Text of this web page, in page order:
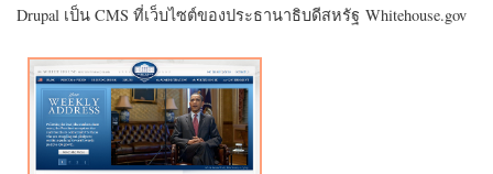
Drupal เป็น CMS ที่เว็บไซต์ของประธานาธิบดีสหรัฐ Whitehouse.gov